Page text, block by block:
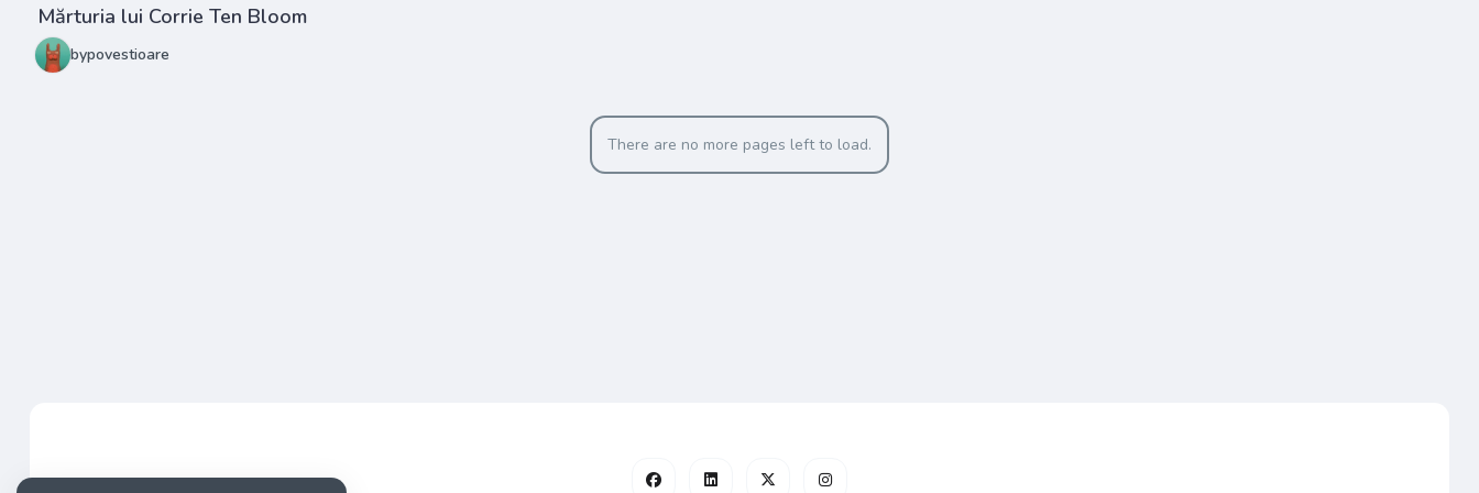
Mărturia lui Corrie Ten Bloom
bypovestioare
There are no more pages left to load.